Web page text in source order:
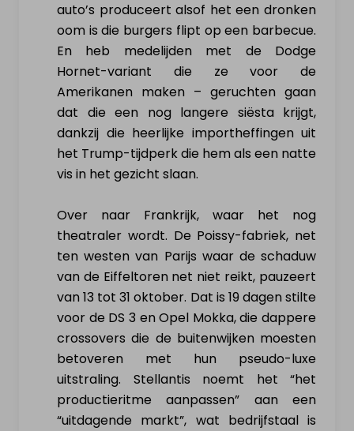
auto’s produceert alsof het een dronken
oom is die burgers flipt op een barbecue.
En heb medelijden met de Dodge
Hornet-variant die ze voor de
Amerikanen maken – geruchten gaan
dat die een nog langere siësta krijgt,
dankzij die heerlijke importheffingen uit
het Trump-tijdperk die hem als een natte
vis in het gezicht slaan.
Over naar Frankrijk, waar het nog
theatraler wordt. De Poissy-fabriek, net
ten westen van Parijs waar de schaduw
van de Eiffeltoren net niet reikt, pauzeert
van 13 tot 31 oktober. Dat is 19 dagen stilte
voor de DS 3 en Opel Mokka, die dappere
crossovers die de buitenwijken moesten
betoveren met hun pseudo-luxe
uitstraling. Stellantis noemt het “het
productieritme aanpassen” aan een
“uitdagende markt”, wat bedrijfstaal is